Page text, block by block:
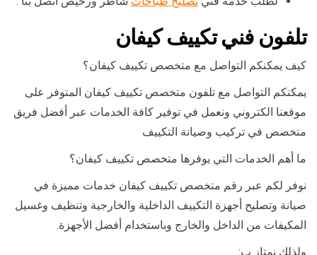
تلفون فني تكييف كيفان
كيف يمكنكم التواصل مع متخصص تكييف كيفان؟
يمكنكم التواصل مع تلفون متخصص تكييف كيفان المتوفر على
موقعنا الكتروني ونعمل في توفير كافة الخدمات عبر أفضل فريق
متخصص في تركيب وصيانة التكييف
ما أهم الخدمات التي يوفرها متخصص تكييف كيفان؟
نوفر لكم عبر رقم متخصص تكييف كيفان خدمات مميزة في
صيانة وتصليح أجهزة التكييف الداخلية والخارجية وتنظيف وغسيل
المكيفات من الداخل والخارج وباستخدام أفضل الأجهزة.
ولذلك نمتاز ب: